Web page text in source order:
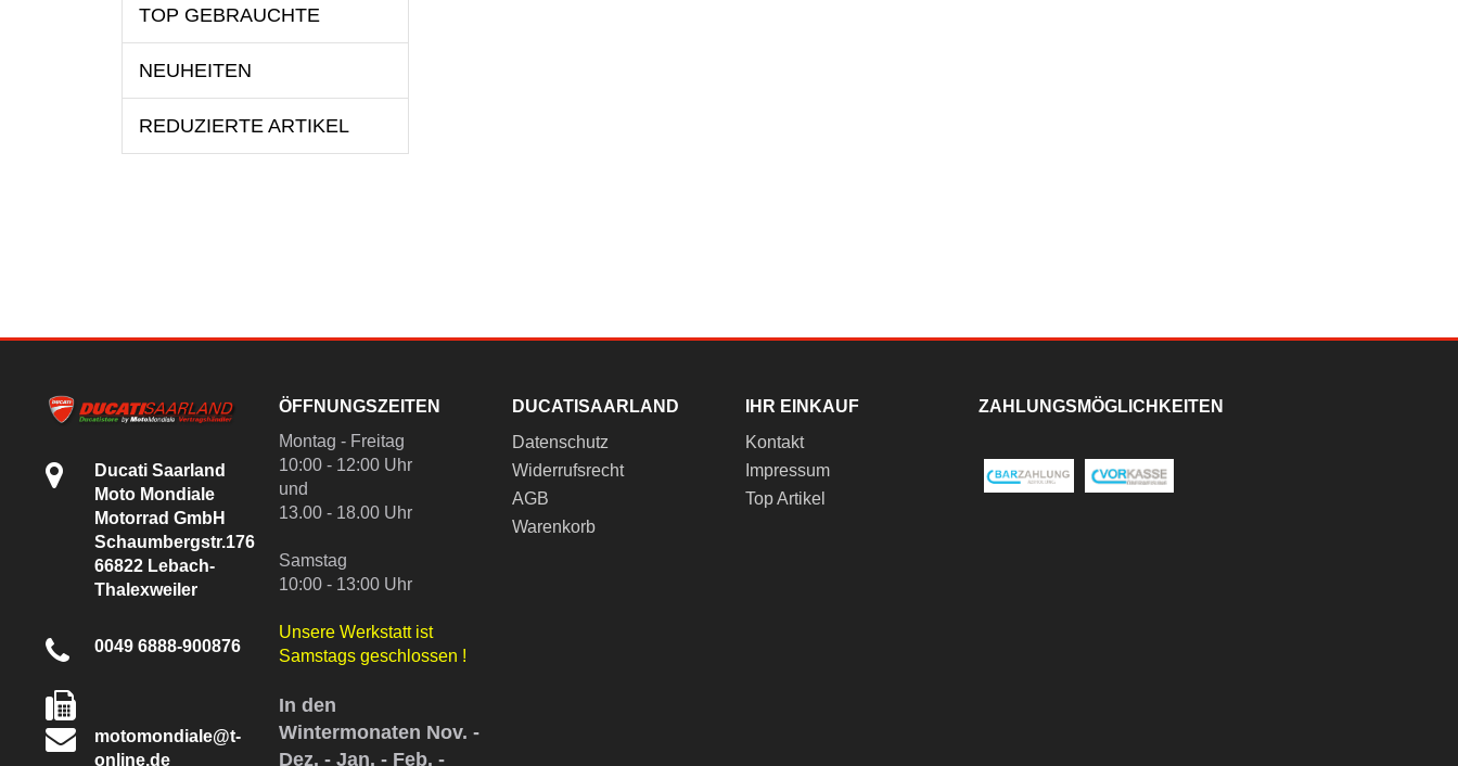
TOP GEBRAUCHTE
NEUHEITEN
REDUZIERTE ARTIKEL
Ducati Saarland
Moto Mondiale
Motorrad GmbH
Schaumbergstr.176
66822 Lebach-
Thalexweiler
0049 6888-900876
motomondiale@t-
online.de
ÖFFNUNGSZEITEN
Montag - Freitag
10:00 - 12:00 Uhr
und
13.00 - 18.00 Uhr
Samstag
10:00 - 13:00 Uhr
Unsere Werkstatt ist
Samstags geschlossen !
In den
Wintermonaten Nov. -
Dez. - Jan. - Feb. -
DUCATISAARLAND
Datenschutz
Widerrufsrecht
AGB
Warenkorb
IHR EINKAUF
Kontakt
Impressum
Top Artikel
ZAHLUNGSMÖGLICHKEITEN